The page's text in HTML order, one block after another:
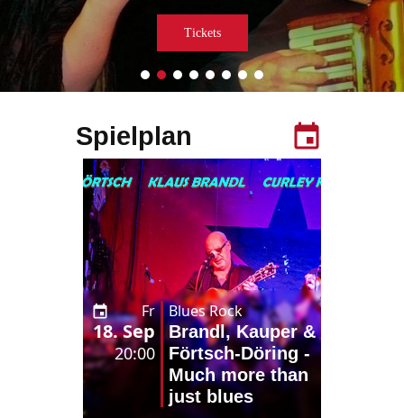
Spielplan
Fr
18. Sep
20:00
Blues Rock
Brandl, Kauper &
Förtsch-Döring -
Much more than
just blues